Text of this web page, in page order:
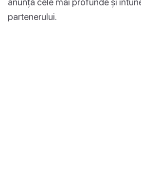
partenerului.